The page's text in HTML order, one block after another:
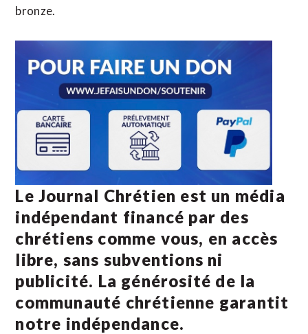
bronze.
Le Journal Chrétien est un média
indépendant financé par des
chrétiens comme vous, en accès
libre, sans subventions ni
publicité. La générosité de la
communauté chrétienne garantit
notre indépendance.